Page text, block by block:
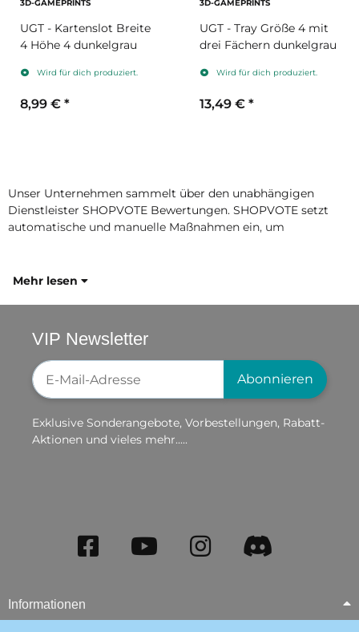
3D-GAMEPRINTS
UGT - Kartenslot Breite
4 Höhe 4 dunkelgrau
Wird für dich produziert.
8,99 € *
3D-GAMEPRINTS
UGT - Tray Größe 4 mit
drei Fächern dunkelgrau
Wird für dich produziert.
13,49 € *
Unser Unternehmen sammelt über den unabhängigen
Dienstleister SHOPVOTE Bewertungen. SHOPVOTE setzt
automatische und manuelle Maßnahmen ein, um
Mehr lesen
VIP Newsletter
Newsletter-Registrierung
Abonnieren
Exklusive Sonderangebote, Vorbestellungen, Rabatt-
Aktionen und vieles mehr.....
Informationen